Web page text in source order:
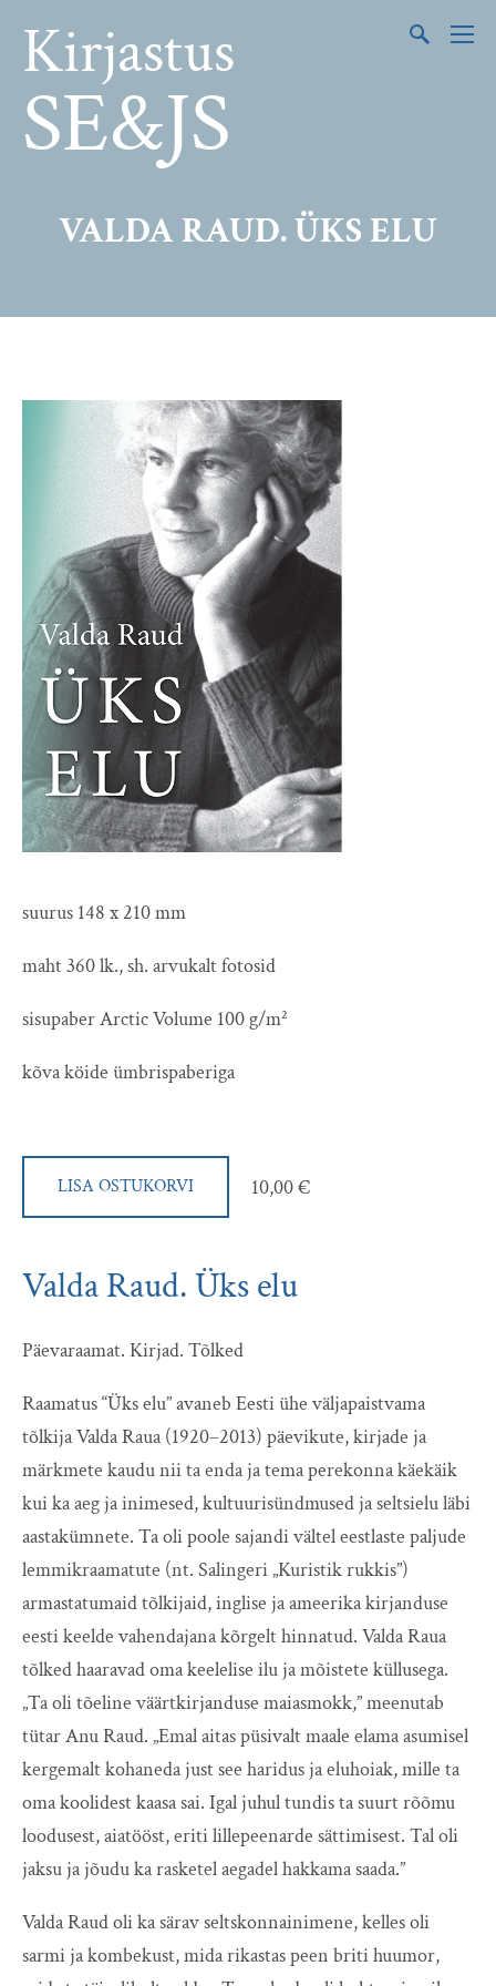
Kirjastus
SE&JS
VALDA RAUD. ÜKS ELU
suurus 148 x 210 mm
maht 360 lk., sh. arvukalt fotosid
sisupaber Arctic Volume 100 g/m²
kõva köide ümbrispaberiga
LISA OSTUKORVI 10,00 €
Valda Raud. Üks elu
Päevaraamat. Kirjad. Tõlked
Raamatus “Üks elu” avaneb Eesti ühe väljapaistvama
tõlkija Valda Raua (1920–2013) päevikute, kirjade ja
märkmete kaudu nii ta enda ja tema perekonna käekäik
kui ka aeg ja inimesed, kultuurisündmused ja seltsielu läbi
aastakümnete. Ta oli poole sajandi vältel eestlaste paljude
lemmikraamatute (nt. Salingeri „Kuristik rukkis”)
armastatumaid tõlkijaid, inglise ja ameerika kirjanduse
eesti keelde vahendajana kõrgelt hinnatud. Valda Raua
tõlked haaravad oma keelelise ilu ja mõistete küllusega.
„Ta oli tõeline väärtkirjanduse maiasmokk,” meenutab
tütar Anu Raud. „Emal aitas püsivalt maale elama asumisel
kergemalt kohaneda just see haridus ja eluhoiak, mille ta
oma koolidest kaasa sai. Igal juhul tundis ta suurt rõõmu
loodusest, aiatööst, eriti lillepeenarde sättimisest. Tal oli
jaksu ja jõudu ka rasketel aegadel hakkama saada.”
Valda Raud oli ka särav seltskonnainimene, kelles oli
sarmi ja kombekust, mida rikastas peen briti huumor,